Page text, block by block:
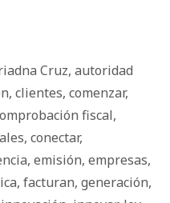
Cruz, autoridad
, clientes, comenzar,
fiscal,
, conectar,
, emisión, empresas,
, facturan, generación,